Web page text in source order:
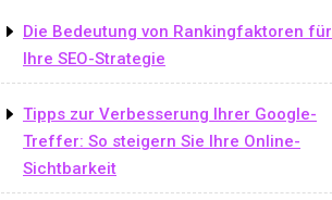
Die Bedeutung von Rankingfaktoren für
Ihre SEO-Strategie
Tipps zur Verbesserung Ihrer Google-
Treffer: So steigern Sie Ihre Online-
Sichtbarkeit